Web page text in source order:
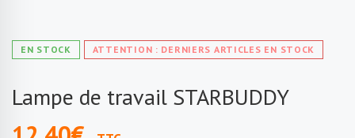
EN STOCK ATTENTION : DERNIERS ARTICLES EN STOCK
Lampe de travail STARBUDDY